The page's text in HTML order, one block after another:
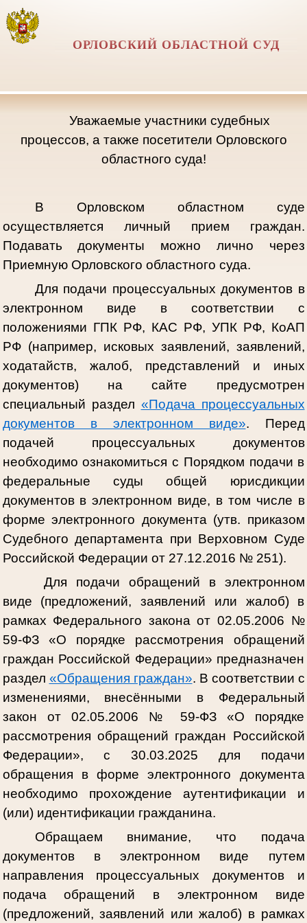
ОРЛОВСКИЙ ОБЛАСТНОЙ СУД
Уважаемые участники судебных
процессов, а также посетители Орловского
областного суда!
В Орловском областном суде
осуществляется личный прием граждан.
Подавать документы можно лично через
Приемную Орловского областного суда.
Для подачи процессуальных документов в
электронном виде в соответствии с
положениями ГПК РФ, КАС РФ, УПК РФ, КоАП
РФ (например, исковых заявлений, заявлений,
ходатайств, жалоб, представлений и иных
документов) на сайте предусмотрен
специальный раздел «Подача процессуальных
документов в электронном виде». Перед
подачей процессуальных документов
необходимо ознакомиться с Порядком подачи в
федеральные суды общей юрисдикции
документов в электронном виде, в том числе в
форме электронного документа (утв. приказом
Судебного департамента при Верховном Суде
Российской Федерации от 27.12.2016 № 251).
Для подачи обращений в электронном
виде (предложений, заявлений или жалоб) в
рамках Федерального закона от 02.05.2006 №
59-ФЗ «О порядке рассмотрения обращений
граждан Российской Федерации» предназначен
раздел «Обращения граждан». В соответствии с
изменениями, внесёнными в Федеральный
закон от 02.05.2006 № 59-ФЗ «О порядке
рассмотрения обращений граждан Российской
Федерации», с 30.03.2025 для подачи
обращения в форме электронного документа
необходимо прохождение аутентификации и
(или) идентификации гражданина.
Обращаем внимание, что подача
документов в электронном виде путем
направления процессуальных документов и
подача обращений в электронном виде
(предложений, заявлений или жалоб) в рамках